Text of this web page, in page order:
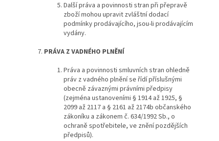
Další práva a povinnosti stran při přepravě
zboží mohou upravit zvláštní dodací
podmínky prodávajícího, jsou-li prodávajícím
vydány.
PRÁVA Z VADNÉHO PLNĚNÍ
Práva a povinnosti smluvních stran ohledně
práv z vadného plnění se řídí příslušnými
obecně závaznými právními předpisy
(zejména ustanoveními § 1914 až 1925, §
2099 až 2117 a § 2161 až 2174b občanského
zákoníku a zákonem č. 634/1992 Sb., o
ochraně spotřebitele, ve znění pozdějších
předpisů).